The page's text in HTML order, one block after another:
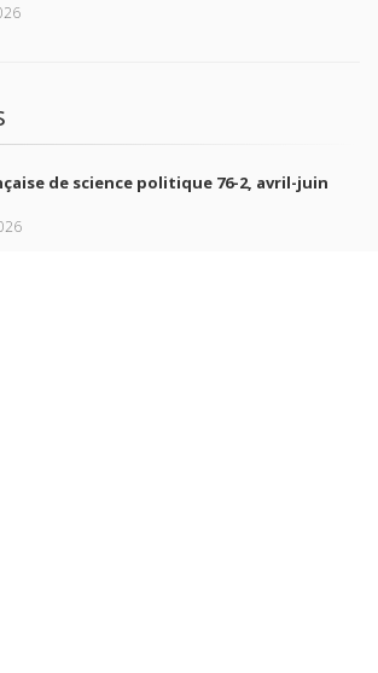
de science politique 76-2, avril-juin